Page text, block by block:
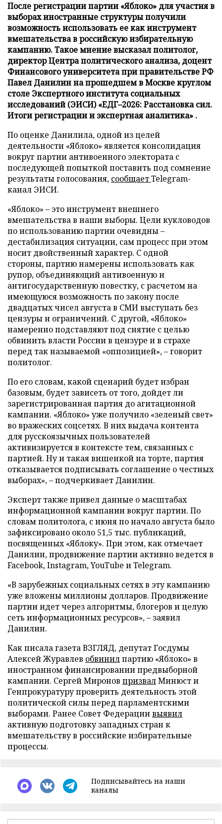
После регистрации партии «Яблоко» для участия в
выборах иностранные структуры получили
возможность использовать ее как инструмент
вмешательства в российскую избирательную
кампанию. Такое мнение высказал политолог,
директор Центра политического анализа, доцент
Финансового университета при правительстве РФ
Павел Данилин на прошедшем в Москве круглом
столе Экспертного института социальных
исследований (ЭИСИ) «ЕДГ–2026: Расстановка сил.
Итоги регистрации и экспертная аналитика» .
По оценке Данилила, одной из целей
деятельности «Яблоко» является консолидация
вокруг партии антивоенного электората с
последующей попыткой поставить под сомнение
результаты голосования, сообщаетTelegram-
канал ЭИСИ.
«Яблоко» – это инструмент внешнего
вмешательства в наши выборы. Цели кукловодов
по использованию партии очевидны –
дестабилизация ситуации, сам процесс при этом
носит двойственный характер. С одной
стороны, партию намерены использовать как
рупор, объединяющий антивоенную и
антигосударственную повестку, с расчетом на
имеющуюся возможность по закону после
двадцатых чисел августа в СМИ выступать без
цензуры и ограничений. С другой, «Яблоко»
намеренно подставляют под снятие с целью
обвинить власти России в цензуре и в страхе
перед так называемой «оппозицией», – говорит
политолог.
По его словам, какой сценарий будет избран
базовым, будет зависеть от того, дойдет ли
зарегистрированная партия до агитационной
кампании. «Яблоко» уже получило «зеленый свет»
во вражеских соцсетях. В них выдача контента
для русскоязычных пользователей
активизируется в контексте тем, связанных с
партией. Ну и такая вишенкой на торте, партия
отказывается подписывать соглашение о честных
выборах», – подчеркивает Данилин.
Эксперт также привел данные о масштабах
информационной кампании вокруг партии. По
словам политолога, с июня по начало августа было
зафиксировано около 51,5 тыс. публикаций,
посвященных «Яблоку». При этом, как отмечает
Данилин, продвижение партии активно ведется в
Facebook, Instagram, YouTube и Telegram.
«В зарубежных социальных сетях в эту кампанию
уже вложены миллионы долларов. Продвижение
партии идет через алгоритмы, блогеров и целую
сеть информационных ресурсов», – заявил
Данилин.
Как писала газета ВЗГЛЯД, депутат Госдумы
Алексей Журавлев обвинилпартию «Яблоко» в
иностранном финансировании предвыборной
кампании. Сергей Миронов призвалМинюст и
Генпрокуратуру проверить деятельность этой
политической силы перед парламентскими
выборами. Ранее Совет Федерациивыявил
активную подготовку западных стран к
вмешательству в российские избирательные
процессы.
Подписывайтесь на наши
каналы